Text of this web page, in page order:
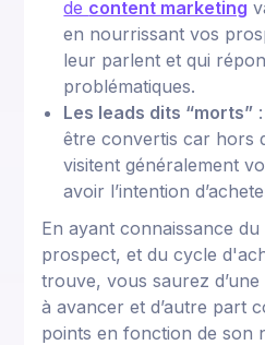
de content marketing
en nourrissant vos
leur parlent et qui
problématiques.
Les leads dits “morts”
être convertis car hors
visitent généralement
avoir l’intention
En ayant connaissance
prospect, et du cycle
trouve, vous saurez d’une
à avancer et d’autre part
points en fonction de son